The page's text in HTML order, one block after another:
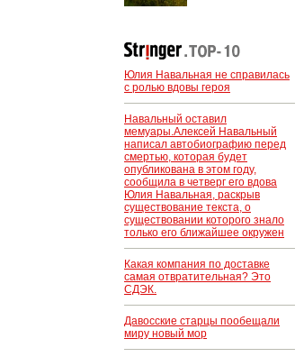
Юлия Навальная не справилась
с ролью вдовы героя
Навальный оставил
мемуары.Алексей Навальный
написал автобиографию перед
смертью, которая будет
опубликована в этом году,
сообщила в четверг его вдова
Юлия Навальная, раскрыв
существование текста, о
существовании которого знало
только его ближайшее окружен
Какая компания по доставке
самая отвратительная? Это
СДЭК.
Давосские старцы пообещали
миру новый мор